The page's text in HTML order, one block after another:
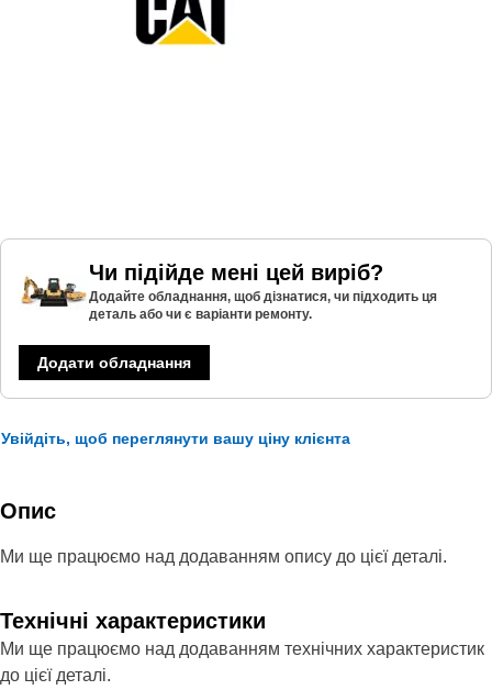
Чи підійде мені цей виріб?
Додайте обладнання, щоб дізнатися, чи підходить ця
деталь або чи є варіанти ремонту.
Додати обладнання
Увійдіть, щоб переглянути вашу ціну клієнта
Опис
Ми ще працюємо над додаванням опису до цієї деталі.
Технічні характеристики
Ми ще працюємо над додаванням технічних характеристик
до цієї деталі.